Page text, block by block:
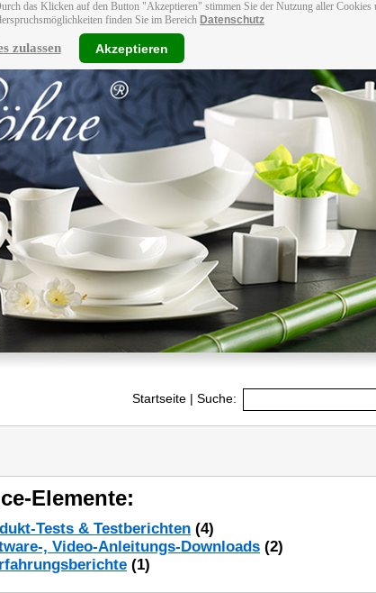
das Klicken auf den Button "Akzeptieren" stimmen Sie der Nutzung aller Cookies
finden Sie im Bereich Datenschutz
zulassen Akzeptieren
Startseite | Suche:
Elemente:
Tests & Testberichten (4)
, Video-Anleitungs-Downloads (2)
(1)